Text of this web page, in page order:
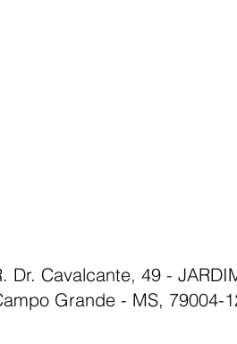
Dr. Cavalcante, 49 -
Grande - MS, 79004-